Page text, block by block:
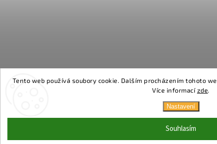
Tento web používá soubory cookie. Dalším procházením tohoto
Více informacízde.
Nastavení
Souhlasím